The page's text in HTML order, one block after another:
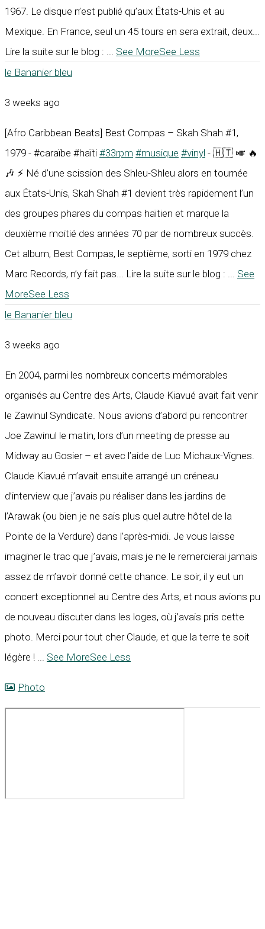
1967. Le disque n’est publié qu’aux États-Unis et au
Mexique. En France, seul un 45 tours en sera extrait, deux...
Lire la suite sur le blog :
See MoreSee Less
le Bananier bleu
3 weeks ago
[Afro Caribbean Beats] Best Compas – Skah Shah #1,
1979 - #caraïbe #haïti #33rpm #musique #vinyl - 🇭🇹 🎺 🔥
🎶 ⚡ Né d’une scission des Shleu-Shleu alors en tournée
aux États-Unis, Skah Shah #1 devient très rapidement l’un
des groupes phares du compas haïtien et marque la
deuxième moitié des années 70 par de nombreux succès.
Cet album, Best Compas, le septième, sorti en 1979 chez
Marc Records, n’y fait pas... Lire la suite sur le blog :
See
MoreSee Less
le Bananier bleu
3 weeks ago
En 2004, parmi les nombreux concerts mémorables
organisés au Centre des Arts, Claude Kiavué avait fait venir
le Zawinul Syndicate. Nous avions d’abord pu rencontrer
Joe Zawinul le matin, lors d’un meeting de presse au
Midway au Gosier – et avec l’aide de Luc Michaux-Vignes.
Claude Kiavué m’avait ensuite arrangé un créneau
d’interview que j’avais pu réaliser dans les jardins de
l’Arawak (ou bien je ne sais plus quel autre hôtel de la
Pointe de la Verdure) dans l’après-midi. Je vous laisse
imaginer le trac que j’avais, mais je ne le remercierai jamais
assez de m’avoir donné cette chance. Le soir, il y eut un
concert exceptionnel au Centre des Arts, et nous avions pu
de nouveau discuter dans les loges, où j’avais pris cette
photo. Merci pour tout cher Claude, et que la terre te soit
légère !
See MoreSee Less
Photo